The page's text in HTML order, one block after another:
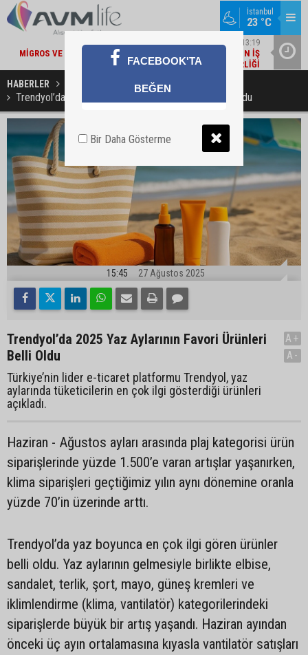
İstanbul
23 °C
ŞIRKET HABERLERI / 13:19
MIGROS VE BAKANLIK'TAN 'ÇEVRE ETIKETLI' ÜRÜNLER İÇIN İŞ
BIRLIĞI
HABERLER ŞİRKET HABERLERİ
Trendyol’da 2025 Yaz Aylarının Favori Ürünleri Belli Oldu
15:45 27 Ağustos 2025
Trendyol’da 2025 Yaz Aylarının Favori Ürünleri
Belli Oldu
Türkiye’nin lider e-ticaret platformu Trendyol, yaz
aylarında tüketicilerin en çok ilgi gösterdiği ürünleri
açıkladı.
A+
A-
Haziran - Ağustos ayları arasında plaj kategorisi ürün
siparişlerinde yüzde 1.500’e varan artışlar yaşanırken,
klima siparişleri geçtiğimiz yılın aynı dönemine oranla
yüzde 70’in üzerinde arttı.
Trendyol’da yaz boyunca en çok ilgi gören ürünler
belli oldu. Yaz aylarının gelmesiyle birlikte elbise,
sandalet, terlik, şort, mayo, güneş kremleri ve
iklimlendirme (klima, vantilatör) kategorilerindeki
siparişlerde büyük bir artış yaşandı. Haziran ayından
önceki üç ayın ortalamasına kıyasla vantilatör satışları
FACEBOOK'TA
BEĞEN
Bir Daha Gösterme